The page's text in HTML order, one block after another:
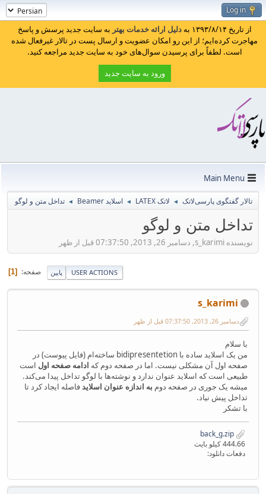
Log in
از تاریخ ۱۳۹۳/۸/۱۴ به دلیل ارائه خدمات بهتر به سایت جدید پرسش و پاسخ
مهاجرت کرده‌ایم؛ از این رو امکان عضویت و ارسال پست در تالار غیرفعال شده
است. لطفاً برای پرسیدن سوال‌های خود به سایت جدید مراجعه کنید.
ورود به سایت جدید
Main Menu
تالار گفتگوی پارسی‌لاتک ◄ لاتک LATEX ◄ اسلاید Beamer ◄ تداخل متن و لوگو
تداخل متن و لوگو
نویسنده s_karimi, دسامبر 26, 2013, 07:37:50 قبل از ظهر
پایین صفحه 1 USER ACTIONS
s_karimi
دسامبر 26, 2013, 07:37:50 قبل از ظهر
با سلام
من یک اسلاید ساده با bidipresentetion ساخته‌ام (فایل پیوست) در
صفحه اول آن مشکلی نیست. اما در صفحه دوم که ادامه صفحه اول است
طبیعی است که اسلاید عنوان ندارد و نوشته‌ها با لوگو تداخل پیدا می‌کند.
میشه یک جوری در صفحه دوم به اندازه عنوان اسلایدفاصله ایجاد کرد تا
تداخل پیش نیاد.
با تشکر
444.66 کیلو بایت
دفعات دانلود: